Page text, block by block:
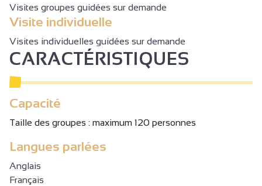
Visites groupes guidées sur demande
Visite individuelle
Visites individuelles guidées sur demande
CARACTÉRISTIQUES
Capacité
Taille des groupes : maximum 120 personnes
Langues parlées
Anglais
Français